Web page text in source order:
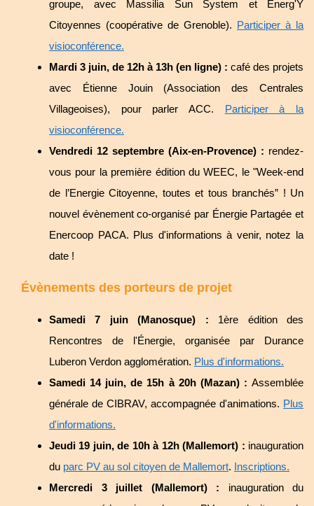
groupe, avec Massilia Sun System et Energ'Y
Citoyennes (coopérative de Grenoble). Participer à la
visioconférence.
Mardi 3 juin, de 12h à 13h (en ligne) : café des projets
avec Étienne Jouin (Association des Centrales
Villageoises), pour parler ACC. Participer à la
visioconférence.
Vendredi 12 septembre (Aix-en-Provence) : rendez-
vous pour la première édition du WEEC, le "Week-end
de l’Energie Citoyenne, toutes et tous branchés” ! Un
nouvel évènement co-organisé par Énergie Partagée et
Enercoop PACA. Plus d'informations à venir, notez la
date !
Évènements des porteurs de projet
Samedi 7 juin (Manosque) : 1ère édition des
Rencontres de l'Énergie, organisée par Durance
Luberon Verdon agglomération. Plus d'informations.
Samedi 14 juin, de 15h à 20h (Mazan) : Assemblée
générale de CIBRAV, accompagnée d'animations. Plus
d'informations.
Jeudi 19 juin, de 10h à 12h (Mallemort) : inauguration
du parc PV au sol citoyen de Mallemort. Inscriptions.
Mercredi 3 juillet (Mallemort) : inauguration du